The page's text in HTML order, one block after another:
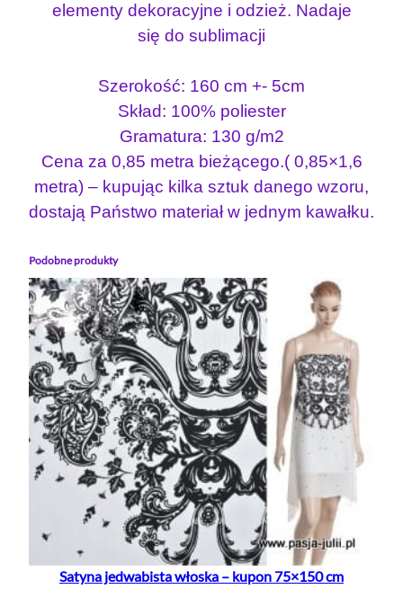
j
8
5
c
m
elementy dekoracyjne i odzież. Nadaje
się do sublimacji
Szerokość: 160 cm +- 5cm
Skład: 100% poliester
Gramatura: 130 g/m2
Cena za 0,85 metra bieżącego.( 0,85×1,6
metra) – kupując kilka sztuk danego wzoru,
dostają Państwo materiał w jednym kawałku.
Podobne produkty
Satyna jedwabista włoska – kupon 75×150 cm